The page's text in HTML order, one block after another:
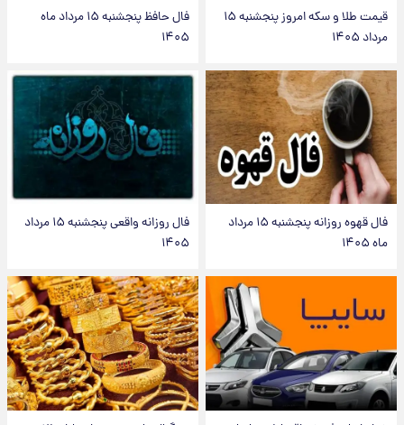
قیمت طلا و سکه امروز پنجشنبه ۱۵
مرداد ۱۴۰۵
فال حافظ پنجشنبه ۱۵ مرداد ماه
۱۴۰۵
فال قهوه روزانه پنجشنبه ۱۵ مرداد
ماه ۱۴۰۵
فال روزانه واقعی پنجشنبه ۱۵ مرداد
۱۴۰۵